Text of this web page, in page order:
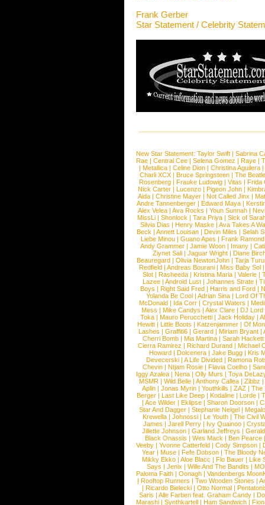
Frank Gerber
Star Statement / Celebrity
New Star Statement: Taylor Swift | Sabrina
Rae |Central Cee |Selena Gomez |Raye |
| Metallica | Celine Dion | Christina Aguilera |
Charli XCX |Bruce Springsteen |The
Rosenberg | Frauke Ludowig | Vitas | Frida
Nick Carter | Lucenzo | Pigeon John |
Aida |Christine Mayer |Not Called Jinx |
Andre Tannenberger | Edward Maya |
Alex Velea | Ava Rocks | Youn Sunnah |
MissLi | Shonlock | Tara Priya | Sick of
Silvia Dias |Henry Maske |Ava Takes A
Beck |Annett Louisan |Devin Miles |Selah
Liebe Minou |Guano Apes |Frank Ramond
Andy Grammer |Jamie Woon | Imany |
Ziynet Sali |Jaguar Wright |Diane
Beauregard |Olivia NewtonJohn |Tarja
Redfield | Andreas Bourani | Miss Baby Sol
Slot | Rasheeda | Kristina Maria | Valerie |
Lazee | Android Lust | Johannes Strate |
Boys | Right Said Fred | Harris and Ford |
Yolanda Be Cool |Adrian Sina |Lord Of
McDonald | Ida Corr |Crystal Waters |
Mess | Mike Candys | Alex Clare | DJ Lord
Toka | Mauro Perucchetti | Jack Holiday |
Hewitt |Little Boots |Katzenjammer |Of
Lashes |Graffiti6 |Gerard |Miriam Bryant |
Cherri Bomb | Mia Martina | Sarah Hackett
Cierra Ramirez | Richard Durand | Michael
Howard |Dolcenera |Jake Bugg |Kris
Devecerski |A Life Divided |Ramona
Chevin |Ntjam Rosie |Flavia Coelho |
Iggy Azalea | Nena | Olly Murs | Toya
MSMR |Wild Belle |Anthony Callea |Zibbz
Aplin | Jonas Myrin | Youthkills | ZAZ | The
Berger |Last Like Deep |Kodaline |Lorde |
|Ace Wilder |Eklipse |Sharon Doorson |
Star And Dagger | Stephanie Neigel |
Krewella | Johnossi | Le Youth | The Civil
James | Jarell Perry | Ivy Quainoo |
Jillette Johnson | Garland Jeffreys |
Black Onassis | Wes Mack | Ben Pearce
Veeby | Yvonne Catterfeld | Cody Simpson |
Year |Muse |Fefe Dobson |The Bloody
Mikky Ekko | Aloe Blacc | Flo Bauer | Like
Says | Jenix | Wille And The Bandits | MO
Paloma Faith |Oonagh |Vandenbergs
|Rooftop Runners |Two Wooden Stones |
| Ricardo Bielecki | Otto Normal |
Saris | Alle Farben feat. Graham Candy |
Marashi | Synthkartell | Ham Sandwich |